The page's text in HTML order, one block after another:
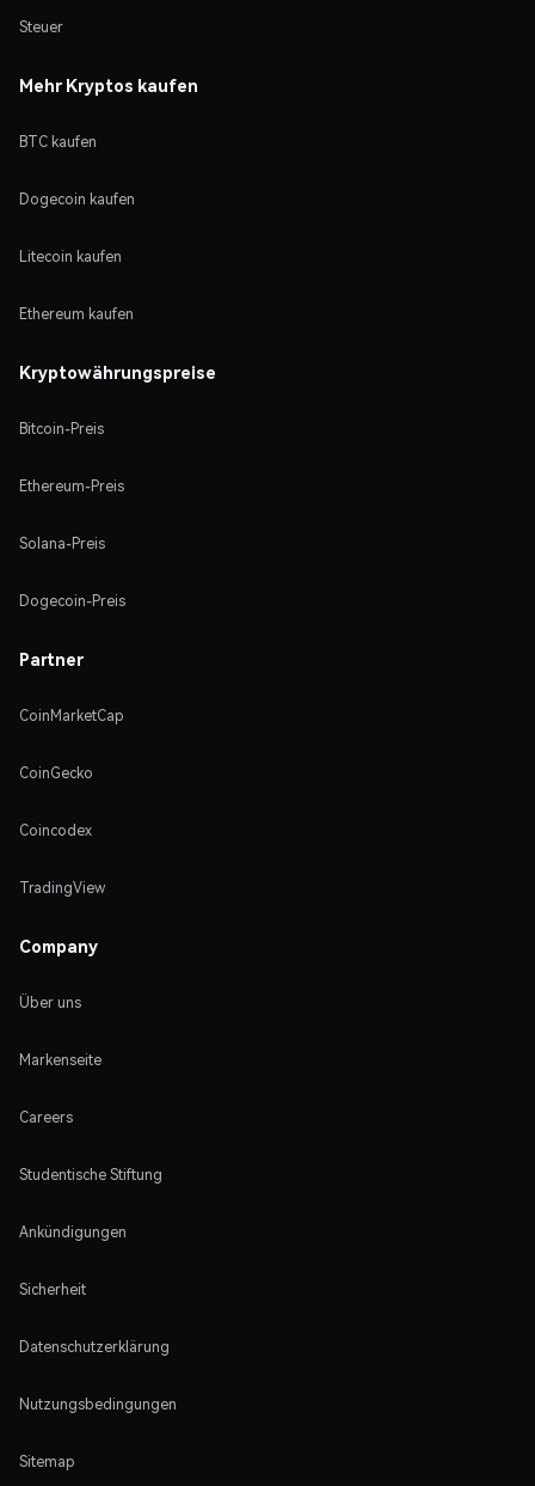
Steuer
Mehr Kryptos kaufen
BTC kaufen
Dogecoin kaufen
Litecoin kaufen
Ethereum kaufen
Kryptowährungspreise
Bitcoin-Preis
Ethereum-Preis
Solana-Preis
Dogecoin-Preis
Partner
CoinMarketCap
CoinGecko
Coincodex
TradingView
Company
Über uns
Markenseite
Careers
Studentische Stiftung
Ankündigungen
Sicherheit
Datenschutzerklärung
Nutzungsbedingungen
Sitemap